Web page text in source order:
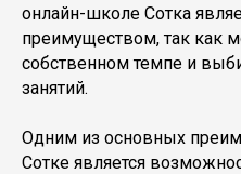
онлайн-школе Сотка
преимуществом, так как
собственном темпе и
занятий.
Одним из основных
Сотке является